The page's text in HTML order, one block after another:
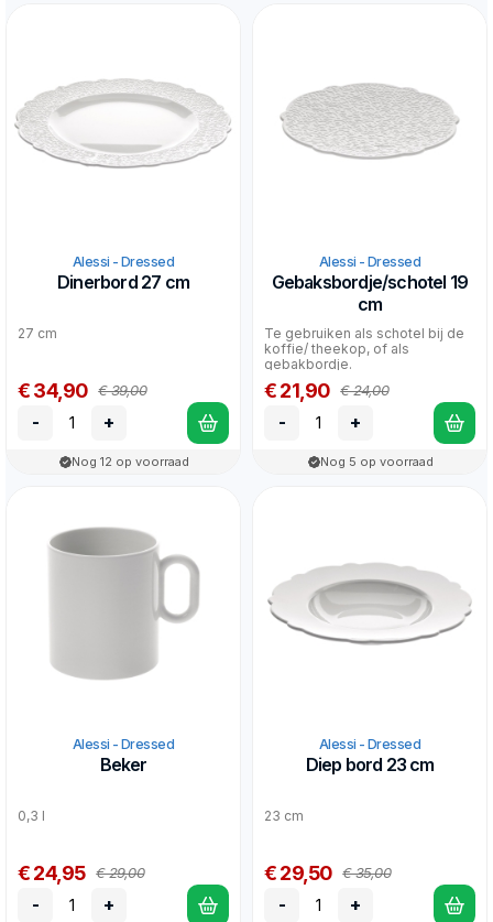
Alessi - Dressed
Dinerbord 27 cm
27 cm
€ 34,90 € 39,00
- +
Nog 12 op voorraad
Alessi - Dressed
Gebaksbordje/schotel 19
cm
Te gebruiken als schotel bij de
koffie/ theekop, of als
gebakbordje.
€ 21,90 € 24,00
- +
Nog 5 op voorraad
Alessi - Dressed
Beker
0,3 l
€ 24,95 € 29,00
- +
Alessi - Dressed
Diep bord 23 cm
23 cm
€ 29,50 € 35,00
- +